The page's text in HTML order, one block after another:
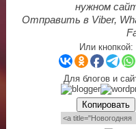
нужном
Отправить в Viber,
Или кнопкой:
Для блогов и
Копировать